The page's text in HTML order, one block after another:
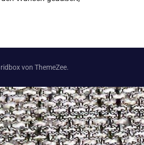
von ThemeZee.